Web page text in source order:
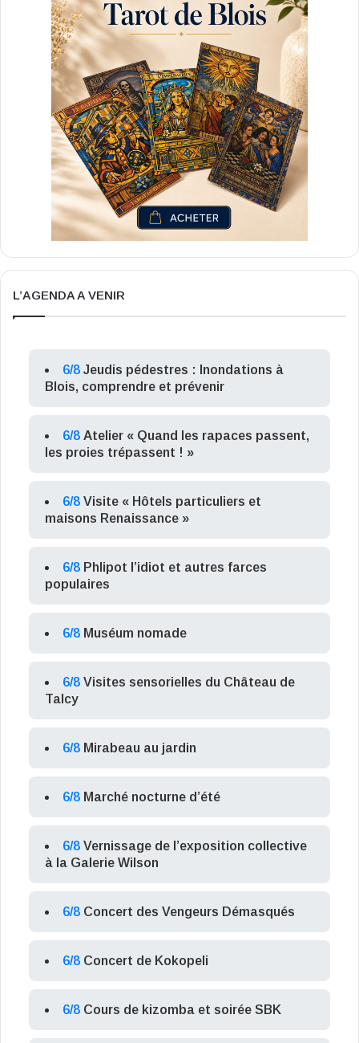
L’AGENDA A VENIR
6/8 Jeudis pédestres : Inondations à
Blois, comprendre et prévenir
6/8 Atelier « Quand les rapaces passent,
les proies trépassent ! »
6/8 Visite « Hôtels particuliers et
maisons Renaissance »
6/8 Phlipot l’idiot et autres farces
populaires
6/8 Muséum nomade
6/8 Visites sensorielles du Château de
Talcy
6/8 Mirabeau au jardin
6/8 Marché nocturne d’été
6/8 Vernissage de l’exposition collective
à la Galerie Wilson
6/8 Concert des Vengeurs Démasqués
6/8 Concert de Kokopeli
6/8 Cours de kizomba et soirée SBK